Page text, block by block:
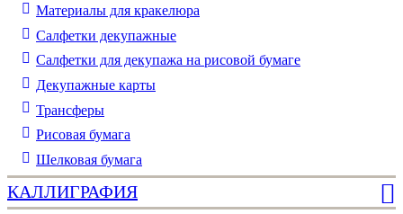
Материалы для кракелюра
Cалфетки декупажные
Салфетки для декупажа на рисовой бумаге
Декупажные карты
Трансферы
Рисовая бумага
Шелковая бумага
КАЛЛИГРАФИЯ